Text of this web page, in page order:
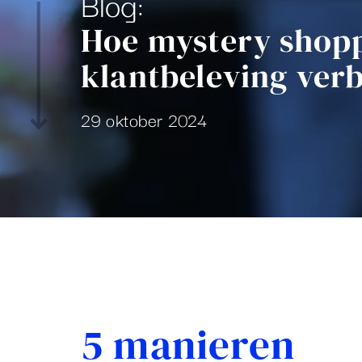
Hoe mystery
klantbeleving
29 oktober 2024
5 manieren